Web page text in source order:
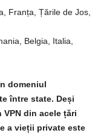
Franța, Țările de Jos,
Belgia, Italia,
domeniul
între state. Deși
din acele țări
a vieții private este